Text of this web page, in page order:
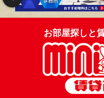
お部屋探しと